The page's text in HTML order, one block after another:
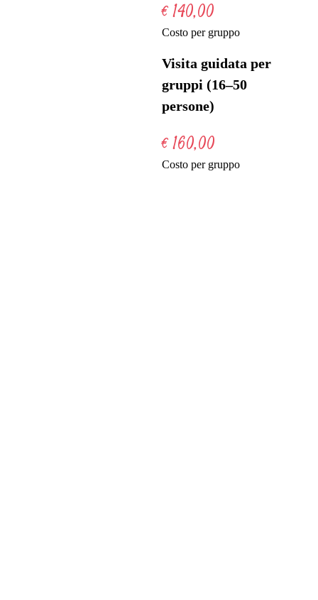
€ 140,00
Costo per gruppo
Visita guidata per
gruppi (16–50
persone)
€ 160,00
Costo per gruppo